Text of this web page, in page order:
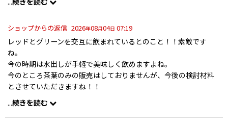
注文したらいつも即日発送なので助かっています。
ショップからの返信 2026年08月04日 07:19
レッドとグリーンを交互に飲まれているとのこと！！素敵です
ね。
今の時期は水出しが手軽で美味しく飲めますよね。
今のところ茶葉のみの販売はしておりませんが、今後の検討材料
とさせていただきますね！！
今後ともよろしくお願いします。
暑い日が続きます、どうかご自愛ください。
...続きを読む